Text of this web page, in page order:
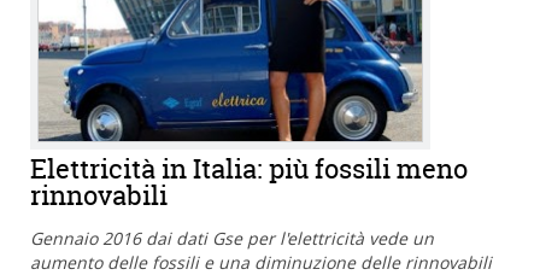
Elettricità in Italia: più fossili meno
rinnovabili
Gennaio 2016 dai dati Gse per l'elettricità vede un
aumento delle fossili e una diminuzione delle rinnovabili